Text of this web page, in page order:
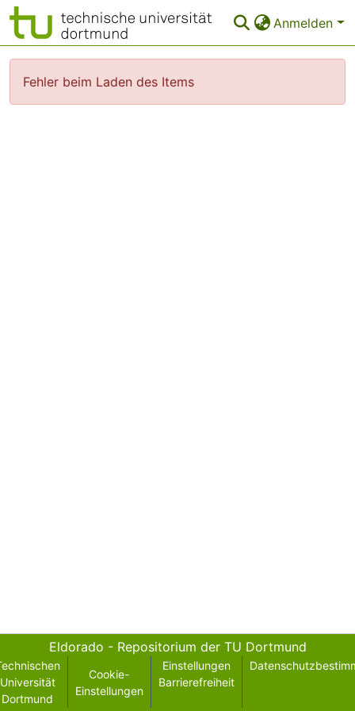
Anmelden
Bereiche & Sammlungen
Fehler beim Laden des Items
Eldorado - Repositorium der TU Dortmund
Universität
Dortmund
Cookie-
Einstellungen
Einstellungen
Barrierefreiheit